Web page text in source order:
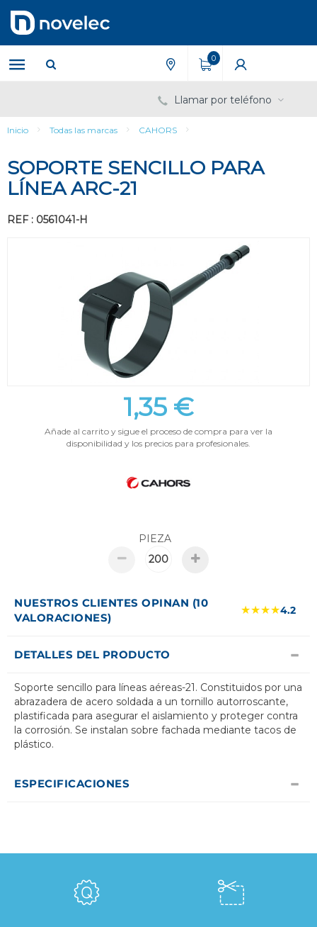
contenido
menú
de
navegación
0
Llamar por teléfono
Inicio Todas las marcas CAHORS
SOPORTE SENCILLO PARA
LÍNEA ARC-21
REF : 0561041-H
1,35 €
Añade al carrito y sigue el proceso de compra para ver la
disponibilidad y los precios para profesionales.
PIEZA
NUESTROS CLIENTES OPINAN (10
VALORACIONES)
★★★★4.2
DETALLES DEL PRODUCTO
Soporte sencillo para líneas aéreas-21. Constituidos por una
abrazadera de acero soldada a un tornillo autorroscante,
plastificada para asegurar el aislamiento y proteger contra
la corrosión. Se instalan sobre fachada mediante tacos de
plástico.
ESPECIFICACIONES